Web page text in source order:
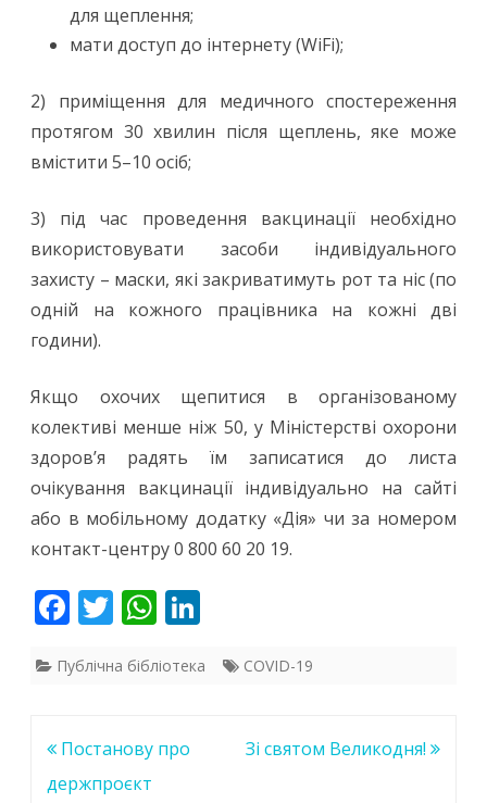
для щеплення;
мати доступ до інтернету (WiFi);
2) приміщення для медичного спостереження
протягом 30 хвилин після щеплень, яке може
вмістити 5–10 осіб;
3) під час проведення вакцинації необхідно
використовувати засоби індивідуального
захисту – маски, які закриватимуть рот та ніс (по
одній на кожного працівника на кожні дві
години).
Якщо охочих щепитися в організованому
колективі менше ніж 50, у Міністерстві охорони
здоров’я радять їм записатися до листа
очікування вакцинації індивідуально на сайті
або в мобільному додатку «Дія» чи за номером
контакт-центру 0 800 60 20 19.
F
e
o
o
T
itt
W
at
A
k
Публічна бібліотека COVID-19
Навігація
записів
Постанову про
держпроєкт
Зі святом Великодня!